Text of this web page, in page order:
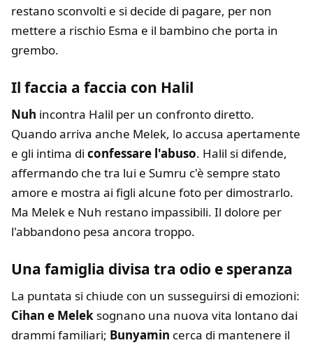
restano sconvolti e si decide di pagare, per non
mettere a rischio Esma e il bambino che porta in
grembo.
Il faccia a faccia con Halil
Nuh incontra Halil per un confronto diretto.
Quando arriva anche Melek, lo accusa apertamente
e gli intima di confessare l'abuso. Halil si difende,
affermando che tra lui e Sumru c'è sempre stato
amore e mostra ai figli alcune foto per dimostrarlo.
Ma Melek e Nuh restano impassibili. Il dolore per
l'abbandono pesa ancora troppo.
Una famiglia divisa tra odio e speranza
La puntata si chiude con un susseguirsi di emozioni:
Cihan e Melek sognano una nuova vita lontano dai
drammi familiari; Bunyamin cerca di mantenere il